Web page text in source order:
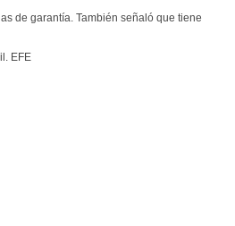
de garantía. También señaló que tiene
EFE